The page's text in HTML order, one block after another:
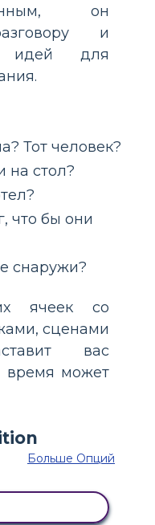
он
и
идей для
Тот человек?
на стол?
что бы они
снаружи?
ячеек со
сценами
вас
время может
Больше Опций